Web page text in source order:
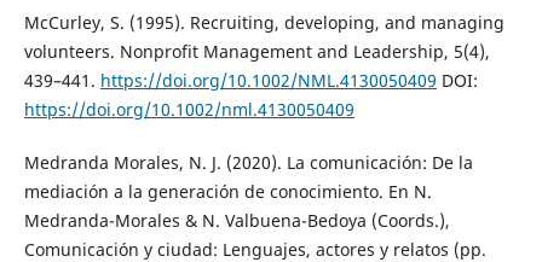
McCurley, S. (1995). Recruiting, developing, and managing
volunteers. Nonprofit Management and Leadership, 5(4),
439–441. https://doi.org/10.1002/NML.4130050409 DOI:
https://doi.org/10.1002/nml.4130050409
Medranda Morales, N. J. (2020). La comunicación: De la
mediación a la generación de conocimiento. En N.
Medranda-Morales & N. Valbuena-Bedoya (Coords.),
Comunicación y ciudad: Lenguajes, actores y relatos (pp.